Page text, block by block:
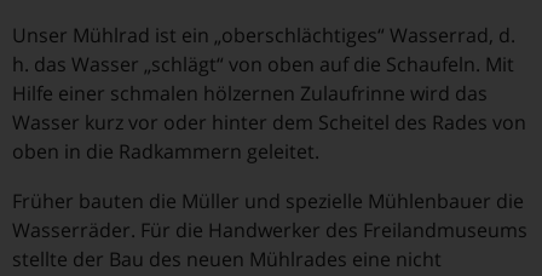
Unser Mühlrad ist ein „oberschlächtiges“ Wasserrad, d.
h. das Wasser „schlägt“ von oben auf die Schaufeln. Mit
Hilfe einer schmalen hölzernen Zulaufrinne wird das
Wasser kurz vor oder hinter dem Scheitel des Rades von
oben in die Radkammern geleitet.
Früher bauten die Müller und spezielle Mühlenbauer die
Wasserräder. Für die Handwerker des Freilandmuseums
stellte der Bau des neuen Mühlrades eine nicht